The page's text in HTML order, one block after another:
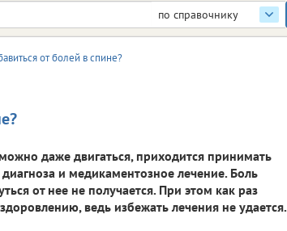
по справочнику
от болей в спине?
даже двигаться, приходится принимать
и медикаментозное лечение. Боль
от нее не получается. При этом как раз
ведь избежать лечения не удается.